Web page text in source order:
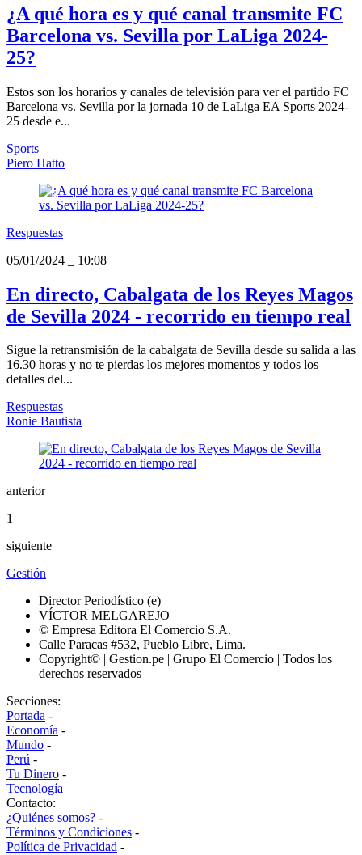
¿A qué hora es y qué canal transmite FC
Barcelona vs. Sevilla por LaLiga 2024-
25?
Estos son los horarios y canales de televisión para ver el partido FC
Barcelona vs. Sevilla por la jornada 10 de LaLiga EA Sports 2024-
25 desde e...
Sports
Piero Hatto
Respuestas
05/01/2024
10:08
En directo, Cabalgata de los Reyes Magos
de Sevilla 2024 - recorrido en tiempo real
Sigue la retransmisión de la cabalgata de Sevilla desde su salida a las
16.30 horas y no te pierdas los mejores momentos y todos los
detalles del...
Respuestas
Ronie Bautista
anterior
1
siguiente
Gestión
Director Periodístico (e)
VÍCTOR MELGAREJO
© Empresa Editora El Comercio S.A.
Calle Paracas #532, Pueblo Libre, Lima.
Copyright© | Gestion.pe | Grupo El Comercio | Todos los
derechos reservados
Secciones:
Portada -
Economía -
Mundo -
Perú -
Tu Dinero -
Tecnología
Contacto:
¿Quiénes somos? -
Términos y Condiciones -
Política de Privacidad -